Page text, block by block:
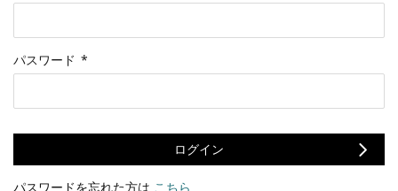
パスワード *
ログイン
パスワードを忘れた方は こちら